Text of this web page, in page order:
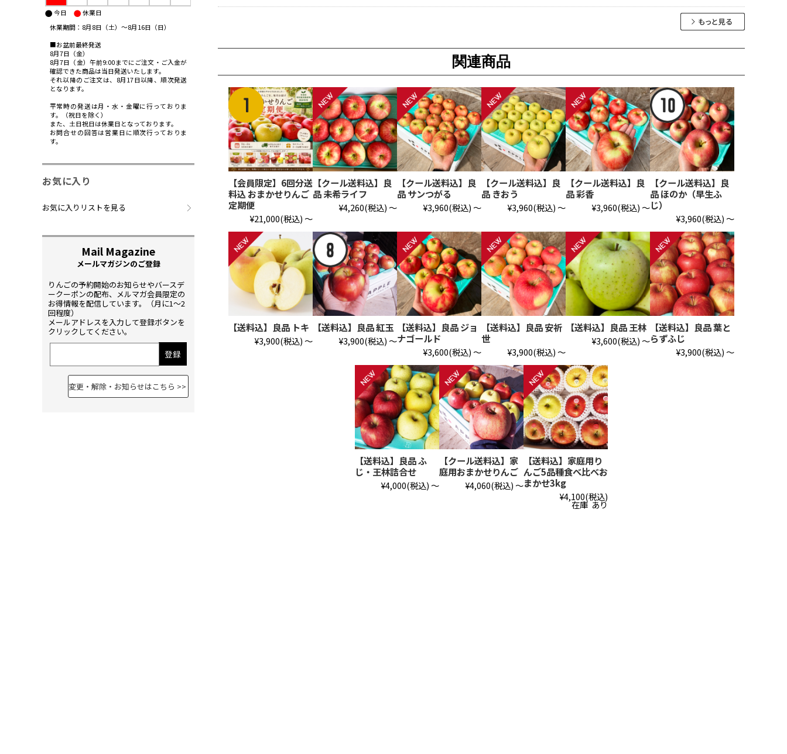
関連商品
【会員限定】6回分送
料込 おまかせりんご
定期便
¥21,000(税込)～
【クール送料込】良
品 未希ライフ
¥4,260(税込)～
【クール送料込】良
品 サンつがる
¥3,960(税込)～
【クール送料込】良
品 きおう
¥3,960(税込)～
【クール送料込】良
品 彩香
¥3,960(税込)～
【クール送料込】良
品 ほのか（早生ふ
じ）
¥3,960(税込)～
【送料込】良品 トキ
¥3,900(税込)～
【送料込】良品 紅玉
¥3,900(税込)～
【送料込】良品 ジョ
ナゴールド
¥3,600(税込)～
【送料込】良品 安祈
世
¥3,900(税込)～
【送料込】良品 王林
¥3,600(税込)～
【送料込】良品 葉と
らずふじ
¥3,900(税込)～
【送料込】良品 ふ
じ・王林詰合せ
¥4,000(税込)～
【クール送料込】家
庭用おまかせりんご
¥4,060(税込)～
【送料込】家庭用り
んご5品種食べ比べお
まかせ3kg
¥4,100(税込)
在庫 あり
●今日 ●休業日
休業期間：8月8日（土）〜8月16日（日）
■お盆前最終発送
8月7日（金）
8月7日（金）午前9:00までにご注文・ご入金が
確認できた商品は当日発送いたします。
それ以降のご注文は、8月17日以降、順次発送
となります。
平常時の発送は月・水・金曜に行っておりま
す。（祝日を除く）
また、土日祝日は休業日となっております。
お問合せの回答は営業日に順次行っておりま
す。
お気に入り
お気に入りリストを見る
りんごの予約開始のお知らせやバースデ
ークーポンの配布、メルマガ会員限定の
お得情報を配信しています。（月に1〜2
回程度）
メールアドレスを入力して登録ボタンを
クリックしてください。
変更・解除・お知らせはこちら